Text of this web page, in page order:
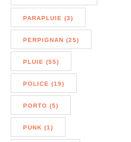
PARAPLUIE (3)
PERPIGNAN (25)
PLUIE (55)
POLICE (19)
PORTO (5)
PUNK (1)